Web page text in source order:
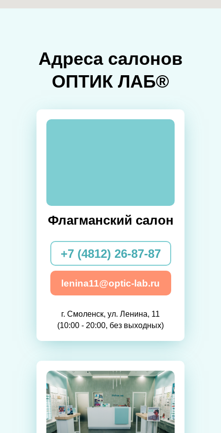
Адреса салонов
ОПТИК ЛАБ®
г. Смоленск, ул. Ленина, 11
(10:00 - 20:00, без выходных)
Флагманский салон
+7 (4812) 26-87-87
lenina11@optic-lab.ru